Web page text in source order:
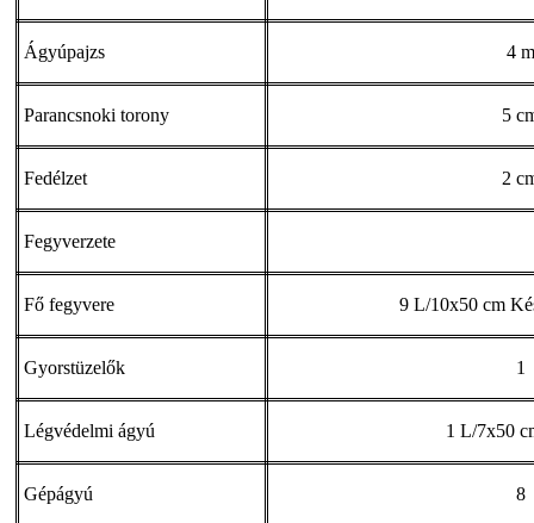
Ágyúpajzs 4 m
Parancsnoki torony 5
Fedélzet 2
Fegyverzete
Fő fegyvere 9 L/10x50 cm
Gyorstüzelők 1
Légvédelmi ágyú 1 L/7x50
Gépágyú 8